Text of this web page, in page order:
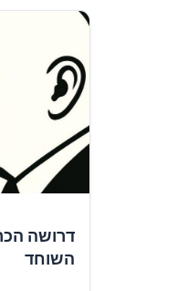
דרושה
השוחד